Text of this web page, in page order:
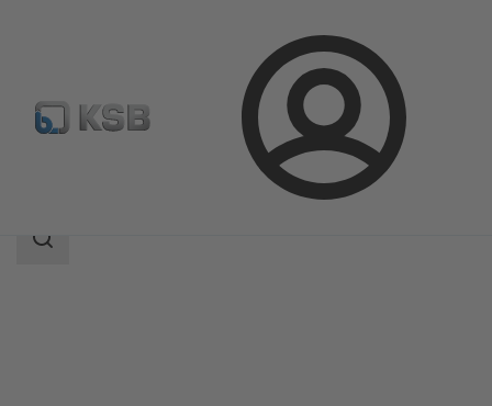
Login
4OMQ
Sökomfattning